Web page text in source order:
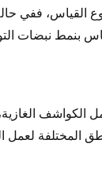
القياس، ففي
بنمط نبضات
الكواشف
المختلفة لعمل